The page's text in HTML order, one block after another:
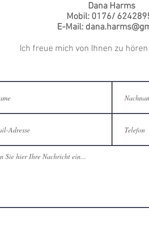
Dana Harms
Mobil: 0176/
E-Mail:
Ich freue mich von Ihnen zu